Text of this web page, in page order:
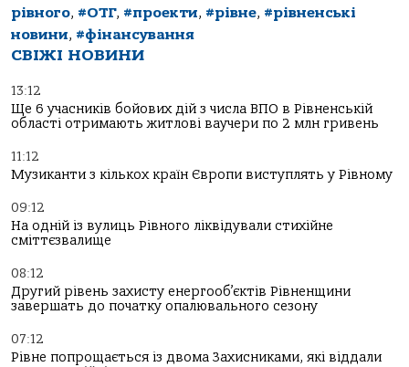
рівного, #ОТГ, #проекти, #рівне, #рівненські
новини, #фінансування
СВІЖІ НОВИНИ
13:12
Ще 6 учасників бойових дій з числа ВПО в Рівненській
області отримають житлові ваучери по 2 млн гривень
11:12
Музиканти з кількох країн Європи виступлять у Рівному
09:12
На одній із вулиць Рівного ліквідували стихійне
сміттєзвалище
08:12
Другий рівень захисту енергооб’єктів Рівненщини
завершать до початку опалювального сезону
07:12
Рівне попрощається із двома Захисниками, які віддали